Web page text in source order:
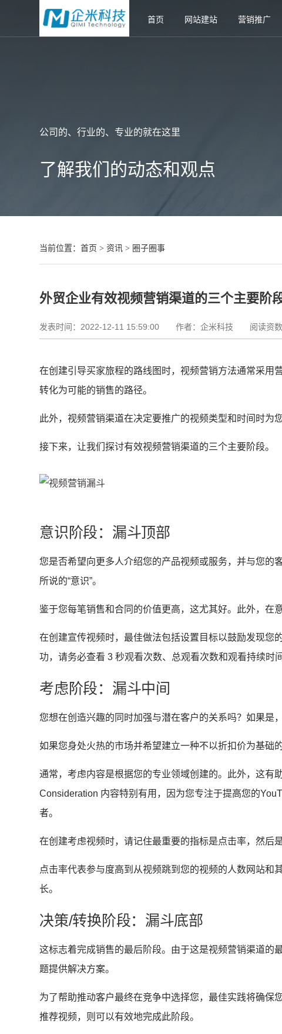
首页 网站建站 营销推广
公司的、行业的、专业的就在这里
了解我们的动态和观点
当前位置：首页 资讯 圈子圈事
外贸企业有效视频营销渠道的三个主要阶
发表时间：2022-12-11 15:59:00作者：企米科技 阅读资数
在创建引导买家旅程的路线图时，视频营销方法通常采用营
转化为可能的销售的路径。
此外，视频营销渠道在决定要推广的视频类型和时间时为
接下来，让我们探讨有效视频营销渠道的三个主要阶段。
意识阶段：漏斗顶部
您是否希望向更多人介绍您的产品视频或服务，并与您的
所说的“意识”。
鉴于您每笔销售和合同的价值更高，这尤其好。 此外，在
在创建宣传视频时，最佳做法包括设置目标以鼓励发现您
功，请务必查看 3 秒观看次数、总观看次数和观看持续时
考虑阶段：漏斗中间
您想在创造兴趣的同时加强与潜在客户的关系吗？如果是
如果您身处火热的市场并希望建立一种不以折扣价为基础
通常，考虑内容是根据您的专业领域创建的。
此外，这有
Consideration 内容特别有用，因为您专注于提高您的
者。
在创建考虑视频时，请记住最重要的指标是点击率，然后
点击率代表参与度高到从视频跳到您的视频的人数网站和
长。
决策/转换阶段：漏斗底部
这标志着完成销售的最后阶段。 由于这是视频营销渠道的
题提供解决方案。
为了帮助推动客户最终在竞争中选择您，最佳实践将确保
推荐视频，则可以有效地完成此阶段。